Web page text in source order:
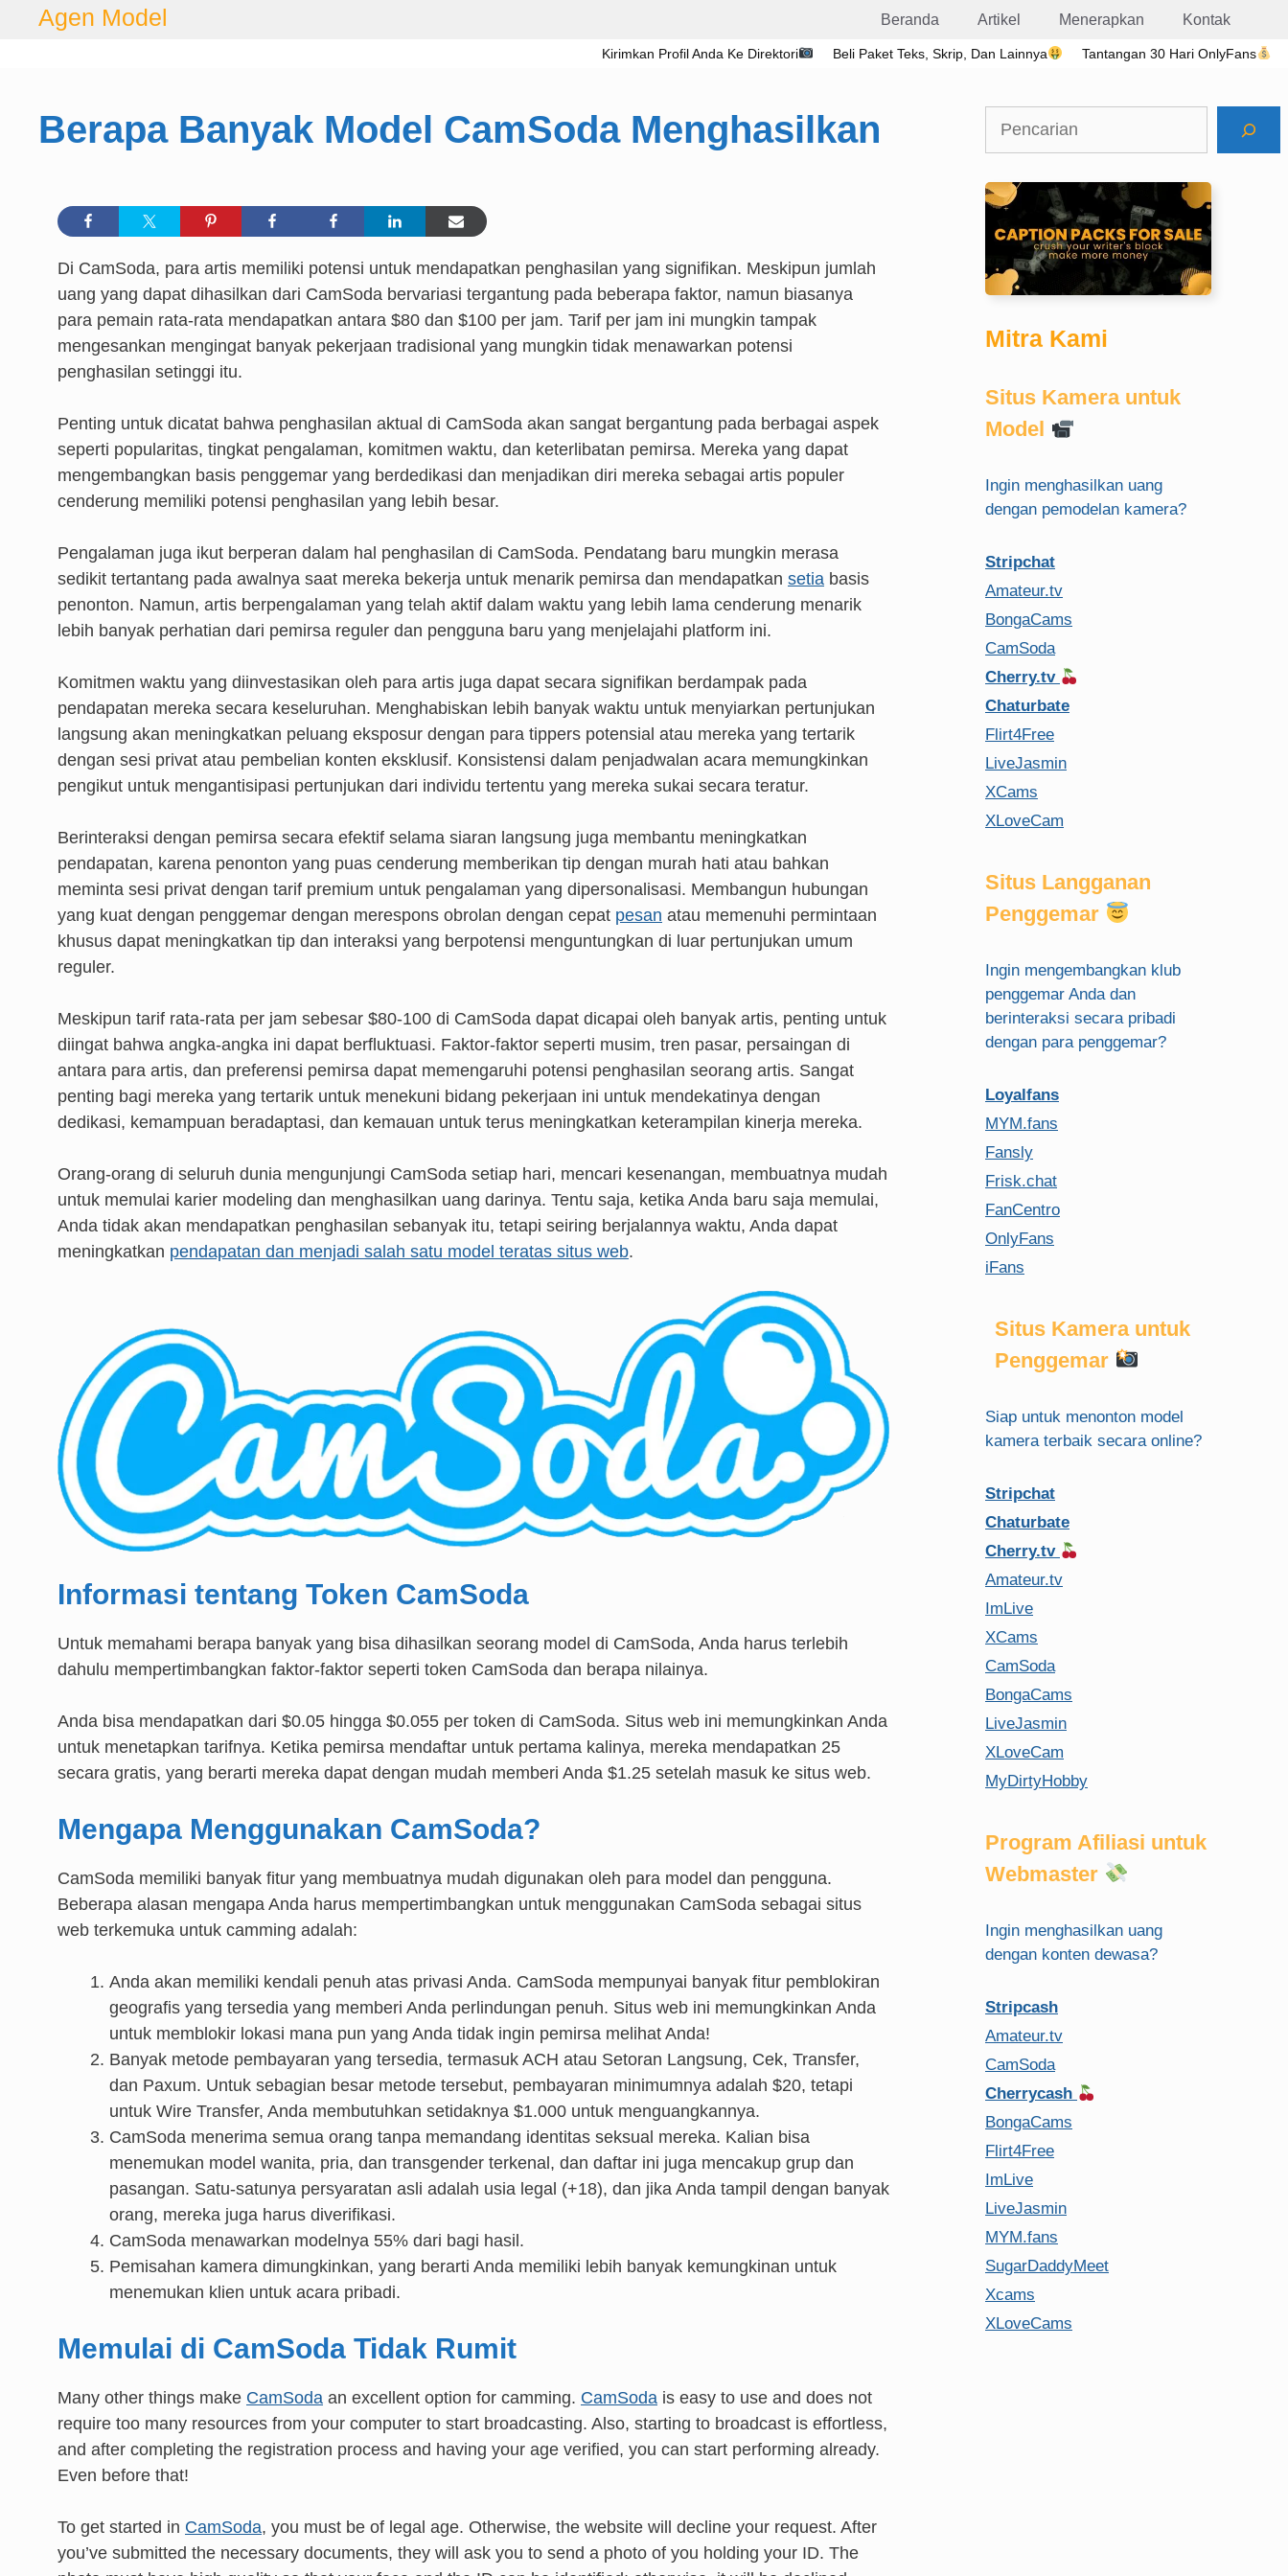
LangsungAgen Model Beranda Artikel Menerapkan Kontak
Kirimkan Profil Anda Ke Direktori Beli Paket Teks, Skrip, Dan Lainnya Tantangan 30 Hari OnlyFans
Berapa Banyak Model CamSoda Menghasilkan
Di CamSoda, para artis memiliki potensi untuk mendapatkan penghasilan yang signifikan. Meskipun jumlah
uang yang dapat dihasilkan dari CamSoda bervariasi tergantung pada beberapa faktor, namun biasanya
para pemain rata-rata mendapatkan antara $80 dan $100 per jam. Tarif per jam ini mungkin tampak
mengesankan mengingat banyak pekerjaan tradisional yang mungkin tidak menawarkan potensi
penghasilan setinggi itu.
Penting untuk dicatat bahwa penghasilan aktual di CamSoda akan sangat bergantung pada berbagai aspek
seperti popularitas, tingkat pengalaman, komitmen waktu, dan keterlibatan pemirsa. Mereka yang dapat
mengembangkan basis penggemar yang berdedikasi dan menjadikan diri mereka sebagai artis populer
cenderung memiliki potensi penghasilan yang lebih besar.
Pengalaman juga ikut berperan dalam hal penghasilan di CamSoda. Pendatang baru mungkin merasa
sedikit tertantang pada awalnya saat mereka bekerja untuk menarik pemirsa dan mendapatkan setia basis
penonton. Namun, artis berpengalaman yang telah aktif dalam waktu yang lebih lama cenderung menarik
lebih banyak perhatian dari pemirsa reguler dan pengguna baru yang menjelajahi platform ini.
Komitmen waktu yang diinvestasikan oleh para artis juga dapat secara signifikan berdampak pada
pendapatan mereka secara keseluruhan. Menghabiskan lebih banyak waktu untuk menyiarkan pertunjukan
langsung akan meningkatkan peluang eksposur dengan para tippers potensial atau mereka yang tertarik
dengan sesi privat atau pembelian konten eksklusif. Konsistensi dalam penjadwalan acara memungkinkan
pengikut untuk mengantisipasi pertunjukan dari individu tertentu yang mereka sukai secara teratur.
Berinteraksi dengan pemirsa secara efektif selama siaran langsung juga membantu meningkatkan
pendapatan, karena penonton yang puas cenderung memberikan tip dengan murah hati atau bahkan
meminta sesi privat dengan tarif premium untuk pengalaman yang dipersonalisasi. Membangun hubungan
yang kuat dengan penggemar dengan merespons obrolan dengan cepat pesan atau memenuhi permintaan
khusus dapat meningkatkan tip dan interaksi yang berpotensi menguntungkan di luar pertunjukan umum
reguler.
Meskipun tarif rata-rata per jam sebesar $80-100 di CamSoda dapat dicapai oleh banyak artis, penting untuk
diingat bahwa angka-angka ini dapat berfluktuasi. Faktor-faktor seperti musim, tren pasar, persaingan di
antara para artis, dan preferensi pemirsa dapat memengaruhi potensi penghasilan seorang artis. Sangat
penting bagi mereka yang tertarik untuk menekuni bidang pekerjaan ini untuk mendekatinya dengan
dedikasi, kemampuan beradaptasi, dan kemauan untuk terus meningkatkan keterampilan kinerja mereka.
Orang-orang di seluruh dunia mengunjungi CamSoda setiap hari, mencari kesenangan, membuatnya mudah
untuk memulai karier modeling dan menghasilkan uang darinya. Tentu saja, ketika Anda baru saja memulai,
Anda tidak akan mendapatkan penghasilan sebanyak itu, tetapi seiring berjalannya waktu, Anda dapat
meningkatkan pendapatan dan menjadi salah satu model teratas situs web.
Informasi tentang Token CamSoda
Untuk memahami berapa banyak yang bisa dihasilkan seorang model di CamSoda, Anda harus terlebih
dahulu mempertimbangkan faktor-faktor seperti token CamSoda dan berapa nilainya.
Anda bisa mendapatkan dari $0.05 hingga $0.055 per token di CamSoda. Situs web ini memungkinkan Anda
untuk menetapkan tarifnya. Ketika pemirsa mendaftar untuk pertama kalinya, mereka mendapatkan 25
secara gratis, yang berarti mereka dapat dengan mudah memberi Anda $1.25 setelah masuk ke situs web.
Mengapa Menggunakan CamSoda?
CamSoda memiliki banyak fitur yang membuatnya mudah digunakan oleh para model dan pengguna.
Beberapa alasan mengapa Anda harus mempertimbangkan untuk menggunakan CamSoda sebagai situs
web terkemuka untuk camming adalah:
Anda akan memiliki kendali penuh atas privasi Anda. CamSoda mempunyai banyak fitur pemblokiran
geografis yang tersedia yang memberi Anda perlindungan penuh. Situs web ini memungkinkan Anda
untuk memblokir lokasi mana pun yang Anda tidak ingin pemirsa melihat Anda!
Banyak metode pembayaran yang tersedia, termasuk ACH atau Setoran Langsung, Cek, Transfer,
dan Paxum. Untuk sebagian besar metode tersebut, pembayaran minimumnya adalah $20, tetapi
untuk Wire Transfer, Anda membutuhkan setidaknya $1.000 untuk menguangkannya.
CamSoda menerima semua orang tanpa memandang identitas seksual mereka. Kalian bisa
menemukan model wanita, pria, dan transgender terkenal, dan daftar ini juga mencakup grup dan
pasangan. Satu-satunya persyaratan asli adalah usia legal (+18), dan jika Anda tampil dengan banyak
orang, mereka juga harus diverifikasi.
CamSoda menawarkan modelnya 55% dari bagi hasil.
Pemisahan kamera dimungkinkan, yang berarti Anda memiliki lebih banyak kemungkinan untuk
menemukan klien untuk acara pribadi.
Memulai di CamSoda Tidak Rumit
Many other things make CamSoda an excellent option for camming. CamSoda is easy to use and does not
require too many resources from your computer to start broadcasting. Also, starting to broadcast is effortless,
and after completing the registration process and having your age verified, you can start performing already.
Even before that!
To get started in CamSoda, you must be of legal age. Otherwise, the website will decline your request. After
you’ve submitted the necessary documents, they will ask you to send a photo of you holding your ID. The
Mitra Kami
Situs Kamera untuk
Model
Ingin menghasilkan uang
dengan pemodelan kamera?
Stripchat
Amateur.tv
BongaCams
CamSoda
Cherry.tv
Chaturbate
Flirt4Free
LiveJasmin
XCams
XLoveCam
Situs Langganan
Penggemar
Ingin mengembangkan klub
penggemar Anda dan
berinteraksi secara pribadi
dengan para penggemar?
Loyalfans
MYM.fans
Fansly
Frisk.chat
FanCentro
OnlyFans
iFans
Situs Kamera untuk
Penggemar
Siap untuk menonton model
kamera terbaik secara online?
Stripchat
Chaturbate
Cherry.tv
Amateur.tv
ImLive
XCams
CamSoda
BongaCams
LiveJasmin
XLoveCam
MyDirtyHobby
Program Afiliasi untuk
Webmaster
Ingin menghasilkan uang
dengan konten dewasa?
Stripcash
Amateur.tv
CamSoda
Cherrycash
BongaCams
Flirt4Free
ImLive
LiveJasmin
MYM.fans
SugarDaddyMeet
Xcams
XLoveCams